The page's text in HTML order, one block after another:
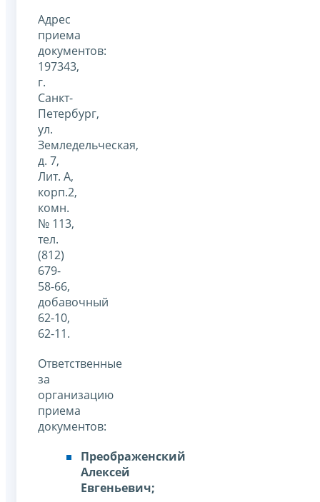
Адрес
приема
документов:
197343,
г.
Санкт-
Петербург,
ул.
Земледельческая,
д. 7,
Лит. А,
корп.2,
комн.
№ 113,
тел.
(812)
679-
58-66,
добавочный
62-10,
62-11.
Ответственные
за
организацию
приема
документов:
Преображенский
Алексей
Евгеньевич;